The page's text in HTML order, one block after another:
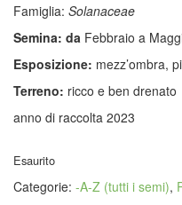
Famiglia: Solanaceae
Semina: da Febbraio a
Esposizione: mezz’ombra,
Terreno: ricco e ben drenato
anno di raccolta
Esaurito
Categorie: -A-Z (tutti i semi),